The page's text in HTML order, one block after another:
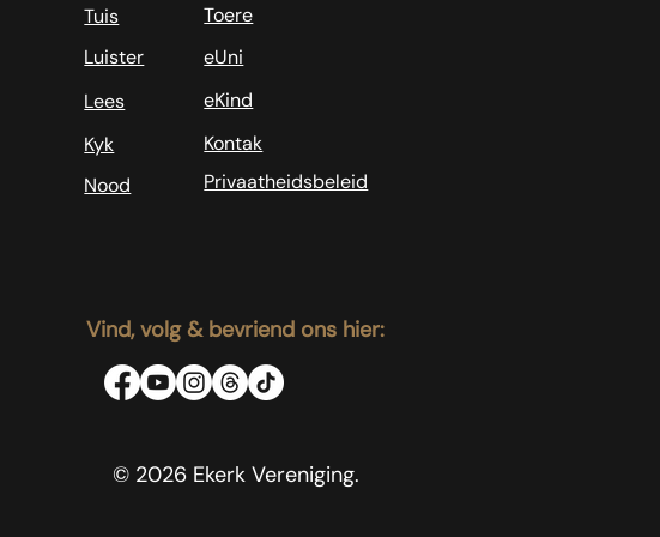
Tuis
Toere
Luister
eUni
Lees
eKind
Kyk
Kontak
Nood
Privaatheidsbeleid
Vind, volg & bevriend ons hier:
© 2026 Ekerk Vereniging.